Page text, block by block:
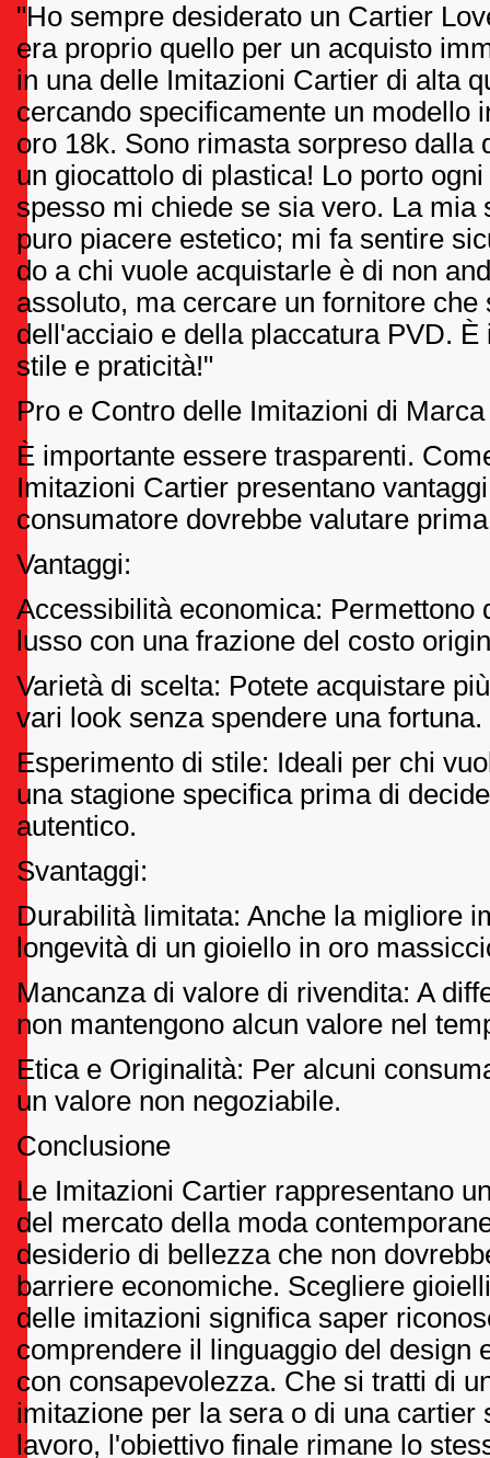
"Ho sempre desiderato un Cartier
era proprio quello per un acquisto
in una delle Imitazioni Cartier di alta
cercando specificamente un modello
oro 18k. Sono rimasta sorpreso dalla
un giocattolo di plastica! Lo porto
spesso mi chiede se sia vero. La mia
puro piacere estetico; mi fa sentire
do a chi vuole acquistarle è di non
assoluto, ma cercare un fornitore
dell'acciaio e della placcatura PVD.
stile e praticità!"
Pro e Contro delle Imitazioni di Marca
È importante essere trasparenti.
Imitazioni Cartier presentano
consumatore dovrebbe valutare
Vantaggi:
Accessibilità economica: Permettono
lusso con una frazione del costo
Varietà di scelta: Potete acquistare
vari look senza spendere una fortuna.
Esperimento di stile: Ideali per chi
una stagione specifica prima di
autentico.
Svantaggi:
Durabilità limitata: Anche la migliore
longevità di un gioiello in oro
Mancanza di valore di rivendita: A
non mantengono alcun valore nel
Etica e Originalità: Per alcuni
un valore non negoziabile.
Conclusione
Le Imitazioni Cartier rappresentano
del mercato della moda
desiderio di bellezza che non
barriere economiche. Scegliere
delle imitazioni significa saper
comprendere il linguaggio del design
con consapevolezza. Che si tratti di
imitazione per la sera o di una cartier
lavoro, l'obiettivo finale rimane lo